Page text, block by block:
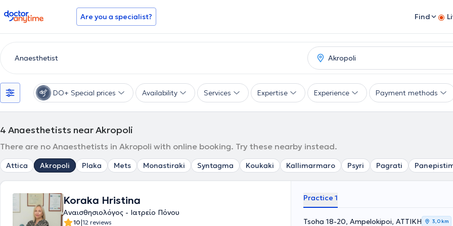
doctoranytime Are you a specialist? Find
DO+ Special prices Availability Services Expertise Experience Payment methods
4 Anaesthetists near Akropoli
There are no Anaesthetists in Akropoli with online booking. Try these nearby instead.
Attica Akropoli Plaka Mets Monastiraki Syntagma Koukaki Kallimarmaro Psyri Pagrati
Koraka Hristina
Αναισθησιολόγος - Ιατρείο Πόνου
10|12 reviews
Practice 1
Tsoha 18-20, Ampelokipoi, ΑΤΤΙΚΗ 3,0 km